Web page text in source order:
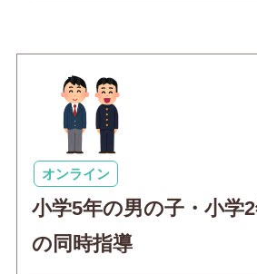
オンライン
小学5年の男の子・小学
の同時指導